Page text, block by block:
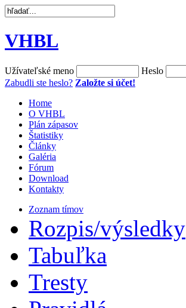
VHBL
Užívateľské meno
Heslo
Zabudli ste heslo? Založte si účet!
Home
O VHBL
Plán zápasov
Štatistiky
Články
Galéria
Fórum
Download
Kontakty
Zoznam tímov
Rozpis/výsledky
Tabuľka
Tresty